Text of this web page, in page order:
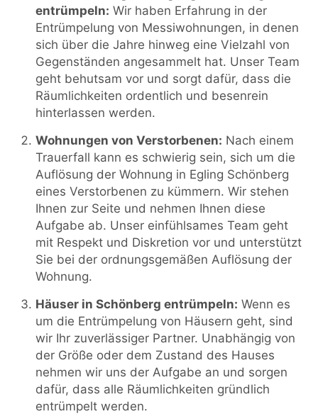
entrümpeln: Wir haben Erfahrung in der
Entrümpelung von Messiwohnungen, in denen
sich über die Jahre hinweg eine Vielzahl von
Gegenständen angesammelt hat. Unser Team
geht behutsam vor und sorgt dafür, dass die
Räumlichkeiten ordentlich und besenrein
hinterlassen werden.
Wohnungen von Verstorbenen: Nach einem
Trauerfall kann es schwierig sein, sich um die
Auflösung der Wohnung in Egling Schönberg
eines Verstorbenen zu kümmern. Wir stehen
Ihnen zur Seite und nehmen Ihnen diese
Aufgabe ab. Unser einfühlsames Team geht
mit Respekt und Diskretion vor und unterstützt
Sie bei der ordnungsgemäßen Auflösung der
Wohnung.
Häuser in Schönberg entrümpeln: Wenn es
um die Entrümpelung von Häusern geht, sind
wir Ihr zuverlässiger Partner. Unabhängig von
der Größe oder dem Zustand des Hauses
nehmen wir uns der Aufgabe an und sorgen
dafür, dass alle Räumlichkeiten gründlich
entrümpelt werden.